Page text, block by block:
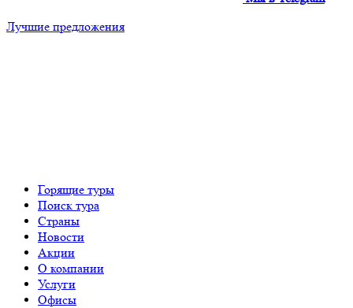
Лучшие предложения
Горящие туры
Поиск тура
Страны
Новости
Акции
О компании
Услуги
Офисы